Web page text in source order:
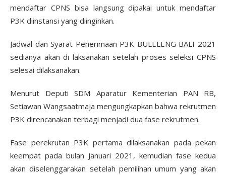
mendaftar CPNS bisa langsung dipakai untuk mendaftar
P3K diinstansi yang diinginkan.
Jadwal dan Syarat Penerimaan P3K BULELENG BALI 2021
sedianya akan di laksanakan setelah proses seleksi CPNS
selesai dilaksanakan.
Menurut Deputi SDM Aparatur Kementerian PAN RB,
Setiawan Wangsaatmaja mengungkapkan bahwa rekrutmen
P3K direncanakan terbagi menjadi dua fase rekrutmen.
Fase perekrutan P3K pertama dilaksanakan pada pekan
keempat pada bulan Januari 2021, kemudian fase kedua
akan diselenggarakan setelah pemilihan umum yang akan